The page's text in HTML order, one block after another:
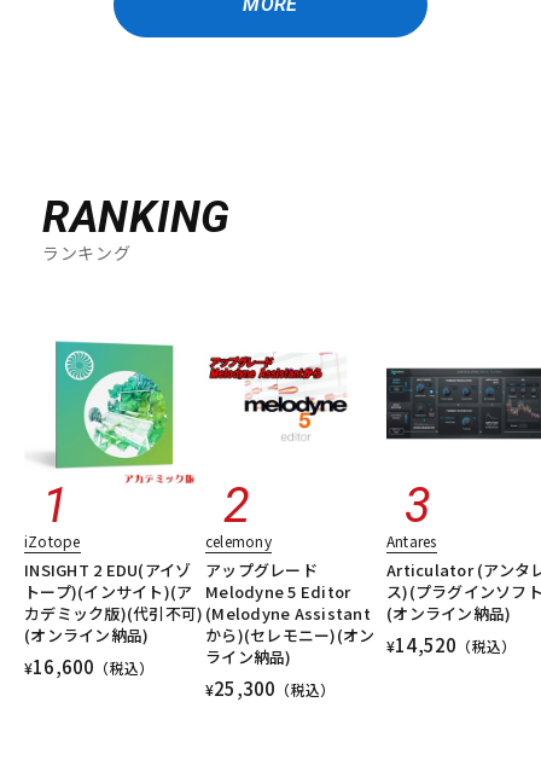
RANKING
ランキング
iZotope
INSIGHT 2 EDU(アイゾ
トープ)(インサイト)(ア
カデミック版)(代引不可)
(オンライン納品)
¥16,600 （税込）
celemony
アップグレード
Melodyne 5 Editor
(Melodyne Assistant
から)(セレモニー)(オン
ライン納品)
¥25,300 （税込）
Antares
Articulator (アンタ
ス)(プラグインソフ
(オンライン納品)
¥14,520 （税込）